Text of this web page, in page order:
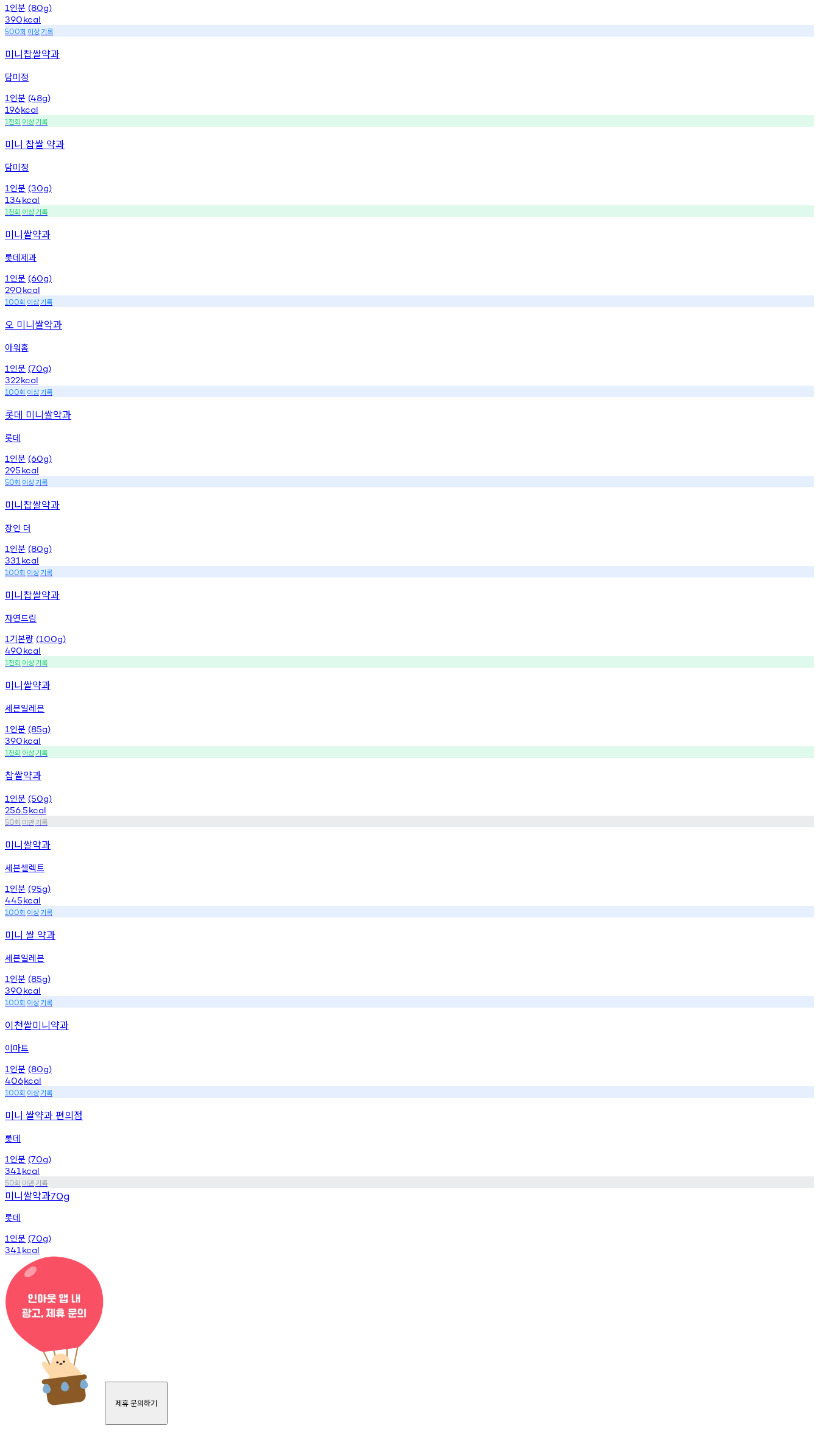
1 인분 (80g)
390kcal
500회 이상기록
미니찹쌀약과
담미정
1 인분 (48g)
196kcal
1천회 이상기록
미니 찹쌀 약과
담미정
1 인분 (30g)
134kcal
1천회 이상기록
미니쌀약과
롯데제과
1 인분 (60g)
290kcal
100회 이상기록
오 미니쌀약과
아워홈
1 인분 (70g)
322kcal
100회 이상기록
롯데 미니쌀약과
롯데
1 인분 (60g)
295kcal
50회 이상기록
미니찹쌀약과
장인 더
1 인분 (80g)
331 kcal
100회 이상기록
미니찹쌀약과
자연드림
1 기본량 (100g)
490kcal
1천회 이상기록
미니쌀약과
세븐일레븐
1 인분 (85g)
390kcal
1천회 이상기록
찹쌀약과
1 인분 (50g)
256.5kcal
50회 미만기록
미니쌀약과
세븐셀렉트
1 인분 (95g)
445kcal
100회 이상기록
미니 쌀 약과
세븐일레븐
1 인분 (85g)
390kcal
100회 이상기록
이천쌀미니약과
이마트
1 인분 (80g)
406kcal
100회 이상기록
미니 쌀약과 편의점
롯데
1 인분 (70g)
341 kcal
50회 미만기록
미니쌀약과70g
롯데
1 인분 (70g)
341 kcal
제휴 문의하기